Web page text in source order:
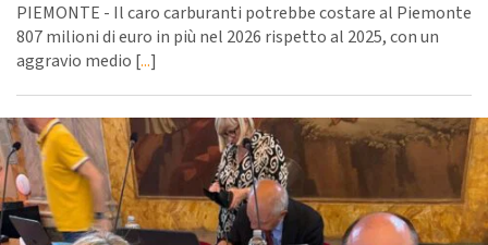
PIEMONTE - Il caro carburanti potrebbe costare al Piemonte
807 milioni di euro in più nel 2026 rispetto al 2025, con un
aggravio medio [...]